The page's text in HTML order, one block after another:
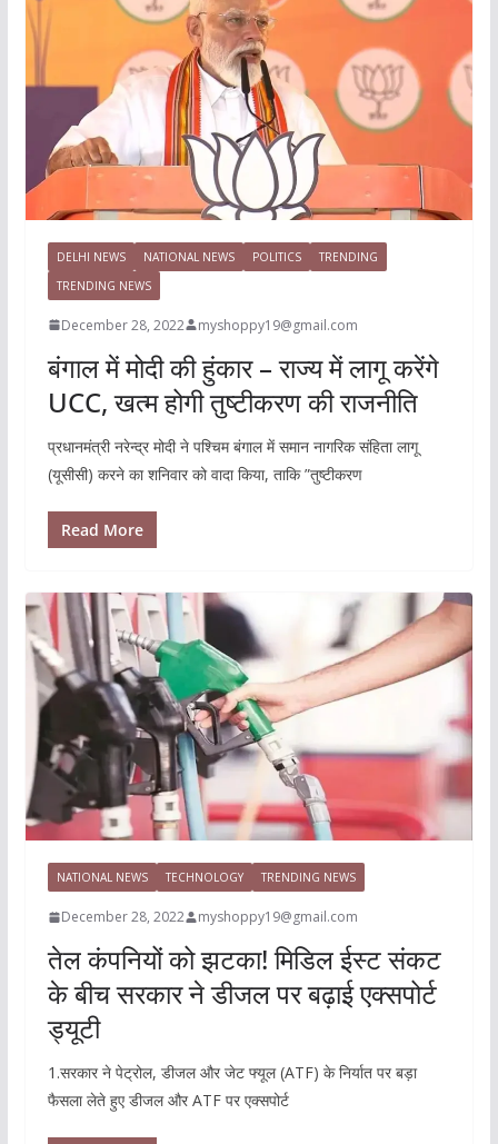
DELHI NEWS NATIONAL NEWS POLITICS
TRENDING
TRENDING NEWS
December 28, 2022 myshoppy19@gmail.com
बंगाल में मोदी की हुंकार – राज्य में लागू करेंगे
UCC, खत्म होगी तुष्टीकरण की राजनीति
प्रधानमंत्री नरेन्द्र मोदी ने पश्चिम बंगाल में समान नागरिक संहिता लागू
(यूसीसी) करने का शनिवार को वादा किया, ताकि ”तुष्टीकरण
Read More
NATIONAL NEWS TECHNOLOGY TRENDING NEWS
December 28, 2022 myshoppy19@gmail.com
तेल कंपनियों को झटका! मिडिल ईस्ट संकट
के बीच सरकार ने डीजल पर बढ़ाई एक्सपोर्ट
ड्यूटी
1.सरकार ने पेट्रोल, डीजल और जेट फ्यूल (ATF) के निर्यात पर बड़ा
फैसला लेते हुए डीजल और ATF पर एक्सपोर्ट